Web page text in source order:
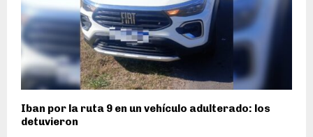
Iban por la ruta 9 en un vehículo adulterado: los
detuvieron